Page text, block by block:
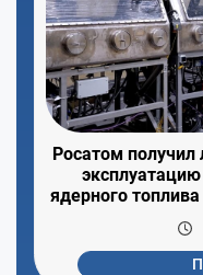
Росатом получил
ядерного